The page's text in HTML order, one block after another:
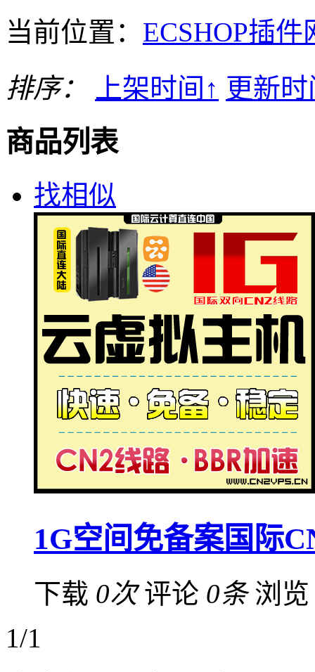
当前位置： ECSHOP插件
排序：
上架时间 ↑ 更新时
商品列表
找相似
1G空间免备案国际
下载 0次 评论 0条 浏
1/1